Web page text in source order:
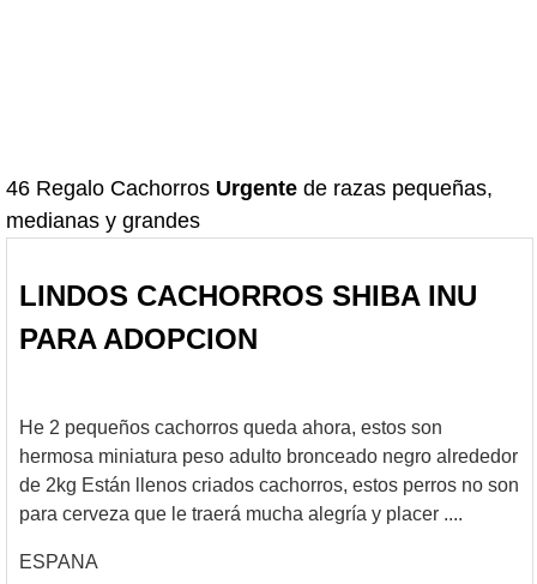
46 Regalo Cachorros Urgente de razas pequeñas,
medianas y grandes
LINDOS CACHORROS SHIBA INU
PARA ADOPCION
He 2 pequeños cachorros queda ahora, estos son
hermosa miniatura peso adulto bronceado negro alrededor
de 2kg Están llenos criados cachorros, estos perros no son
para cerveza que le traerá mucha alegría y placer ....
ESPANA